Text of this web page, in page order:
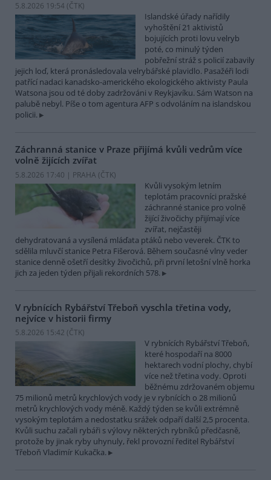
5.8.2026 19:54 (ČTK)
Islandské úřady nařídily
vyhoštění 21 aktivistů
bojujících proti lovu velryb
poté, co minulý týden
pobřežní stráž s policií zabavily
jejich loď, která pronásledovala velrybářské plavidlo. Pasažéři lodi
patřící nadaci kanadsko-amerického ekologického aktivisty Paula
Watsona jsou od té doby zadržováni v Reykjavíku. Sám Watson na
palubě nebyl. Píše o tom agentura AFP s odvoláním na islandskou
policii.
Záchranná stanice v Praze přijímá kvůli vedrům více
volně žijících zvířat
5.8.2026 17:40 | PRAHA (ČTK)
Kvůli vysokým letním
teplotám pracovníci pražské
záchranné stanice pro volně
žijící živočichy přijímají více
zvířat, nejčastěji
dehydratovaná a vysílená mláďata ptáků nebo veverek. ČTK to
sdělila mluvčí stanice Petra Fišerová. Během současné vlny veder
stanice denně ošetří desítky živočichů, při první letošní vlně horka
jich za jeden týden přijali rekordních 578.
V rybnících Rybářství Třeboň vyschla třetina vody,
nejvíce v historii firmy
5.8.2026 15:42 (ČTK)
V rybnících Rybářství Třeboň,
které hospodaří na 8000
hektarech vodní plochy, chybí
více než třetina vody. Oproti
běžnému zdržovaném objemu
75 milionů metrů krychlových vody je v rybnících o 28 milionů
metrů krychlových vody méně. Každý týden se kvůli extrémně
vysokým teplotám a nedostatku srážek odpaří další 2,5 procenta.
Kvůli suchu začali rybáři s výlovy některých rybníků předčasně,
protože by jinak ryby uhynuly, řekl provozní ředitel Rybářství
Třeboň Vladimír Kukačka.